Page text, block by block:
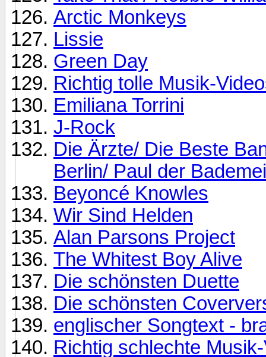
Arctic Monkeys
Lissie
Green Day
Richtig tolle Musik-
Emiliana Torrini
J-Rock
Die Ärzte/ Die Beste
Berlin/ Paul der
Beyoncé Knowles
Wir Sind Helden
Alan Parsons Project
The Whitest Boy Alive
Die schönsten Duette
Die schönsten
englischer Songtext -
Richtig schlechte